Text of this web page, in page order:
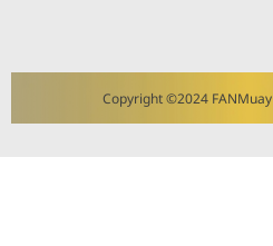
Copyright ©2024